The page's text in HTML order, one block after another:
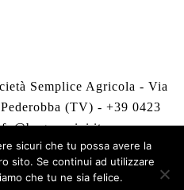
Semplice Agricola - Via
(TV) - +39 0423
-Cookie Policy
sicuri che tu possa avere la
sito. Se continui ad utilizzare
che tu ne sia felice.